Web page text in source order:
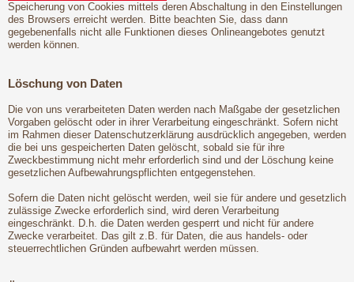
Speicherung von Cookies mittels deren Abschaltung in den Einstellungen
des Browsers erreicht werden. Bitte beachten Sie, dass dann
gegebenenfalls nicht alle Funktionen dieses Onlineangebotes genutzt
werden können.
Löschung von Daten
Die von uns verarbeiteten Daten werden nach Maßgabe der gesetzlichen
Vorgaben gelöscht oder in ihrer Verarbeitung eingeschränkt. Sofern nicht
im Rahmen dieser Datenschutzerklärung ausdrücklich angegeben, werden
die bei uns gespeicherten Daten gelöscht, sobald sie für ihre
Zweckbestimmung nicht mehr erforderlich sind und der Löschung keine
gesetzlichen Aufbewahrungspflichten entgegenstehen.
Sofern die Daten nicht gelöscht werden, weil sie für andere und gesetzlich
zulässige Zwecke erforderlich sind, wird deren Verarbeitung
eingeschränkt. D.h. die Daten werden gesperrt und nicht für andere
Zwecke verarbeitet. Das gilt z.B. für Daten, die aus handels- oder
steuerrechtlichen Gründen aufbewahrt werden müssen.